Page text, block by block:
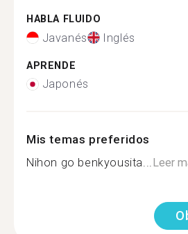
HABLA FLUIDO
Javanés Inglés
APRENDE
Japonés
Mis temas preferidos
Nihon go benkyousita...Leer